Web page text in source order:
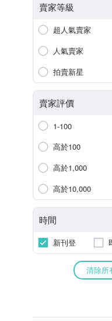
賣家等級
超人氣賣家
人氣賣家
拍賣新星
賣家評價
1-100
高於100
高於1,000
高於10,000
時間
新刊登
清除所